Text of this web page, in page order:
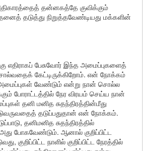
தன்னகத்தே குவிக்கும்
தடுத்து நிறுத்தவேண்டியது மக்களின்
எதிராகப் பேசுவோர் இந்த அமைப்புகளைத்
கேட்டிருக்கிறோம். என் நோக்கம்
வேண்டும் என்று நான் சொல்ல
போராட்டத்தில் நேர விரயம் செய்ய நான்
தனி மனித சுதந்திரத்தின்மீது
தடுப்பதுதான் என் நோக்கம்.
தனிமனித சுதந்திரத்தில்
போகவேண்டும். ஆனால் குறிப்பிட்ட
நாளில் குறிப்பிட்ட நேரத்தில்